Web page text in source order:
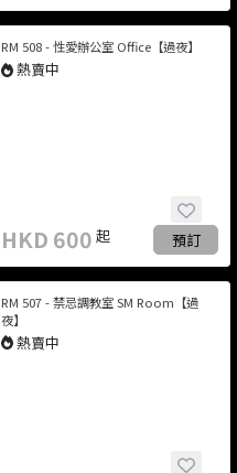
RM 508 - 性愛辦公室 Office【過夜】
熱賣中
HKD 600 起 預訂
RM 507 - 禁忌調教室 SM Room【過
夜】
熱賣中